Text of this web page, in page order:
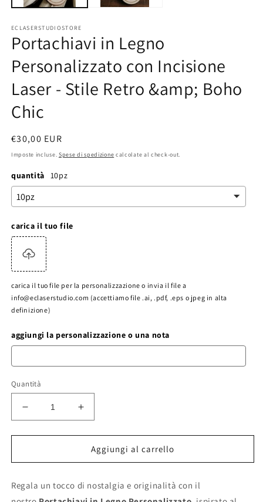
ECLASERSTUDIOSTORE
Portachiavi in Legno
Personalizzato con Incisione
Laser - Stile Retro &amp; Boho
Chic
Prezzo
di
€30,00 EUR
Imposte incluse. Spese di spedizione calcolate al check-out.
quantità 10pz
carica il tuo file
carica il tuo file per la personalizzazione o invia il file a
info@eclaserstudio.com (accettiamo file .ai, .pdf, .eps o jpeg in alta
definizione)
aggiungi la personalizzazione o una nota
Quantità
Diminuisci
quantità
per
in
Personalizzato
con
Aumenta
quantità
per
Portachiavi
in
Personalizzato
con
Aggiungi al carrello
Regala un tocco di nostalgia e originalità con il